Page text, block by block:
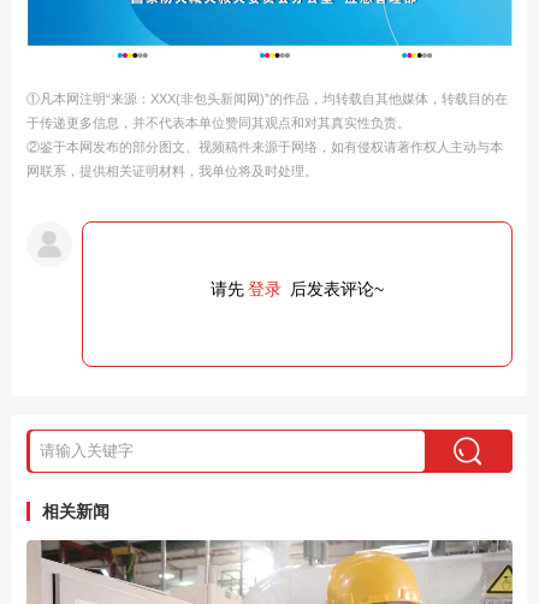
①凡本网注明“来源：XXX(非包头新闻网)”的作品，均转载自其他媒体，转载目的在
于传递更多信息，并不代表本单位赞同其观点和对其真实性负责。
②鉴于本网发布的部分图文、视频稿件来源于网络，如有侵权请著作权人主动与本
网联系，提供相关证明材料，我单位将及时处理。
请先登录 后发表评论~
相关新闻